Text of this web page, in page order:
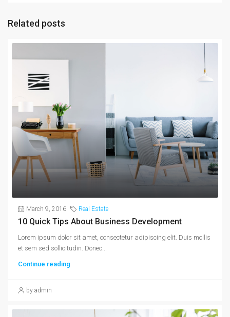
Related posts
March 9, 2016 Real Estate
10 Quick Tips About Business Development
Lorem ipsum dolor sit amet, consectetur adipiscing elit. Duis mollis
et sem sed sollicitudin. Donec...
Continue reading
by admin